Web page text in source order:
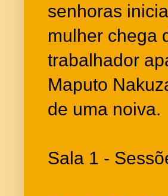
senhoras
mulher chega
trabalhador
Maputo
de uma noiva.
Sala 1 -